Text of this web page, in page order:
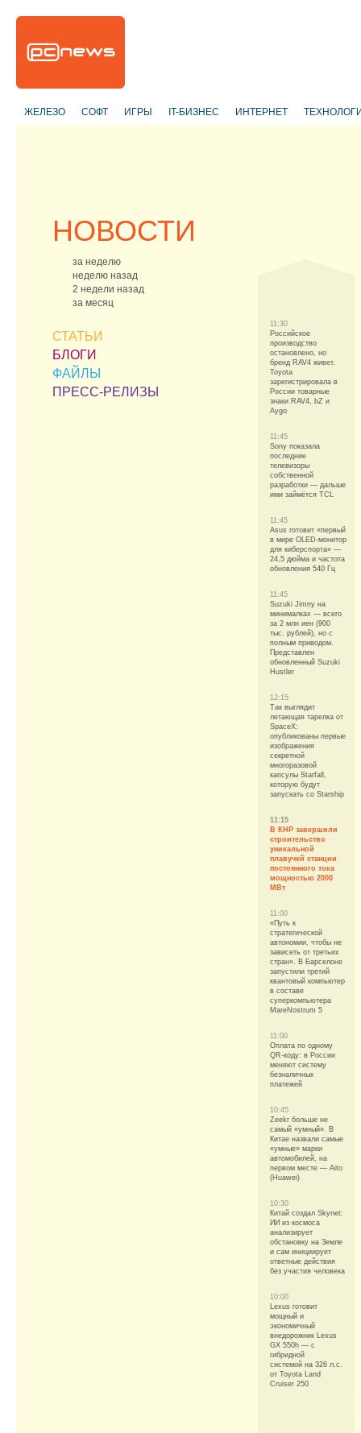
ЖЕЛЕЗО СОФТ ИГРЫ IT-БИЗНЕС ИНТЕРНЕТ
НОВОСТИ
за неделю
неделю назад
2 недели назад
за месяц
СТАТЬИ
БЛОГИ
ФАЙЛЫ
ПРЕСС-РЕЛИЗЫ
11:30
Российское
производство
остановлено, но
бренд RAV4 живет.
Toyota
зарегистрировала в
России товарные
знаки RAV4, bZ и
Aygo
11:45
Sony показала
последние
телевизоры
собственной
разработки — дальше
ими займётся TCL
11:45
Asus готовит «первый
в мире OLED-монитор
для киберспорта» —
24,5 дюйма и частота
обновления 540 Гц
11:45
Suzuki Jimny на
минималках — всего
за 2 млн иен (900
тыс. рублей), но с
полным приводом.
Представлен
обновленный Suzuki
Hustler
12:15
Так выглядит
летающая тарелка от
SpaceX:
опубликованы первые
изображения
секретной
многоразовой
капсулы Starfall,
которую будут
запускать со Starship
11:15
В КНР завершили
строительство
уникальной
плавучей станции
постоянного тока
мощностью 2000
МВт
11:00
«Путь к
стратегической
автономии, чтобы не
зависеть от третьих
стран». В Барселоне
запустили третий
квантовый компьютер
в составе
суперкомпьютера
MareNostrum 5
11:00
Оплата по одному
QR-коду: в России
меняют систему
безналичных
платежей
10:45
Zeekr больше не
самый «умный». В
Китае назвали самые
«умные» марки
автомобилей, на
первом месте — Aito
(Huawei)
10:30
Китай создал Skynet:
ИИ из космоса
анализирует
обстановку на Земле
и сам инициирует
ответные действия
без участия человека
10:00
Lexus готовит
мощный и
экономичный
внедорожник Lexus
GX 550h — с
гибридной
системой на 326 л.с.
от Toyota Land
Cruiser 250